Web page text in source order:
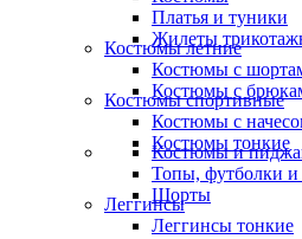
Платья и туники
Жилеты
Костюмы летние
Костюмы с
Костюмы с
Костюмы спортивные
Костюмы с
Костюмы тонкие
Костюмы и
Топы, футболки
Шорты
Леггинсы
Леггинсы тонкие